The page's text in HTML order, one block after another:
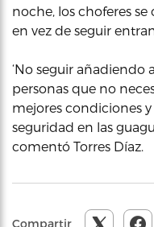
noche, los choferes
en vez de seguir
‘No seguir añadiendo
personas que no
mejores condiciones
seguridad en las
comentó Torres Díaz.
Compartir